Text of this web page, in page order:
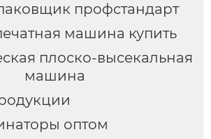
профстандарт
машина купить
плоско-высекальная
машина
оптом